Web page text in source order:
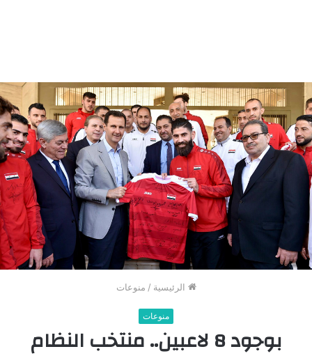
الرئيسية / منوعات
منوعات
بوجود 8 لاعبين.. منتخب النظام